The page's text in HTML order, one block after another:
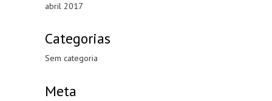
abril 2017
Categorias
Sem categoria
Meta